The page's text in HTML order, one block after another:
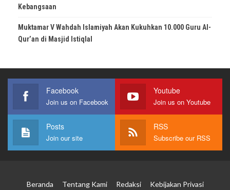
Kebangsaan
Muktamar V Wahdah Islamiyah Akan Kukuhkan 10.000 Guru Al-
Qur’an di Masjid Istiqlal
Facebook
Join us on Facebook
Youtube
Join us on Youtube
Posts
Join our site
RSS
Subscribe our RSS
Beranda Tentang Kami Redaksi Kebijakan Privasi